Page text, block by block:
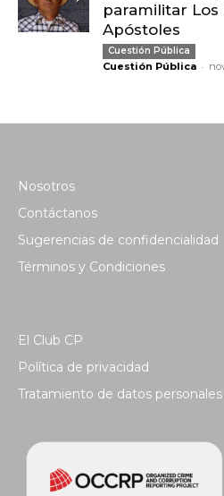
paramilitar Los
Apóstoles
Cuestión Pública
Cuestión Pública -
Nosotros
Contáctanos
Sugerencias de confidencialidad
Términos y Condiciones
El Club CP
Política de privacidad
Tratamiento de datos personales